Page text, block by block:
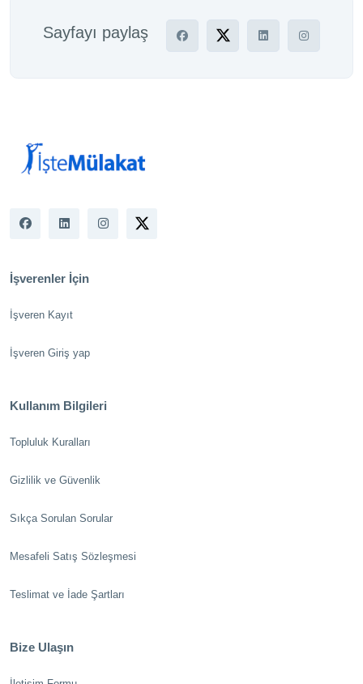
Sayfayı paylaş
İşverenler İçin
İşveren Kayıt
İşveren Giriş yap
Kullanım Bilgileri
Topluluk Kuralları
Gizlilik ve Güvenlik
Sıkça Sorulan Sorular
Mesafeli Satış Sözleşmesi
Teslimat ve İade Şartları
Bize Ulaşın